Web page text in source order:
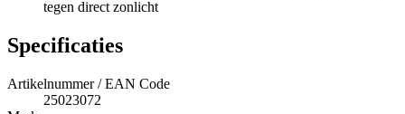
tegen direct zonlicht
Specificaties
Artikelnummer / EAN Code
25023072